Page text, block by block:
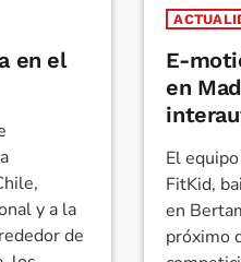
en el
y a la
de
E-
en
El
FitKid,
en
próximo